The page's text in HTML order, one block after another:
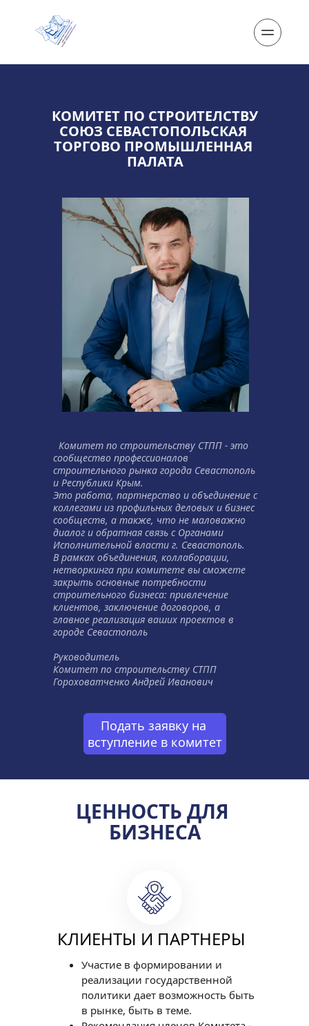
КОМИТЕТ ПО СТРОИТЕЛСТВУ
СОЮЗ СЕВАСТОПОЛЬСКАЯ
ТОРГОВО ПРОМЫШЛЕННАЯ
ПАЛАТА
сообщество профессионалов
строительного рынка города Севастополь
и Республики Крым.
Это работа, партнерство и объединение с
коллегами из профильных деловых и бизнес
сообществ, а также, что не маловажно
диалог и обратная связь с Органами
Исполнительной власти г. Севастополь.
В рамках объединения, коллаборации,
нетворкинга при комитете вы сможете
закрыть основные потребности
строительного бизнеса: привлечение
клиентов, заключение договоров, а
главное реализация ваших проектов в
городе Севастополь
Руководитель
Комитет по строительству СТПП
Гороховатченко Андрей Иванович
Подать заявку на
вступление в комитет
ЦЕННОСТЬ ДЛЯ
БИЗНЕСА
КЛИЕНТЫ И ПАРТНЕРЫ
Участие в формировании и
реализации государственной
политики дает возможность быть
в рынке, быть в теме.